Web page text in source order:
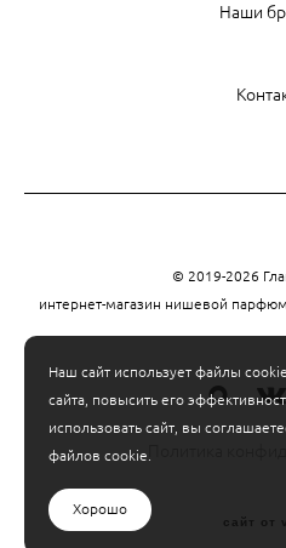
Наши
© 2019-2026
интернет-магазин нишевой
сайт от
Наш сайт использует файлы
сайта, повысить его
использовать сайт, вы
файлов cookie.
Хорошо